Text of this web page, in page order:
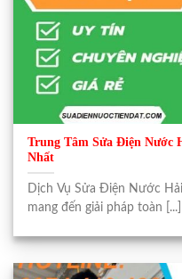
Trung Tâm Sửa Điện Nước
Nhất
Dịch Vụ Sửa Điện Nước
mang đến giải pháp toàn [...]